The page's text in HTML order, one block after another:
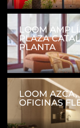
LOOM
PLAZA
PLANTA
LOOM AZCA,
OFICINAS